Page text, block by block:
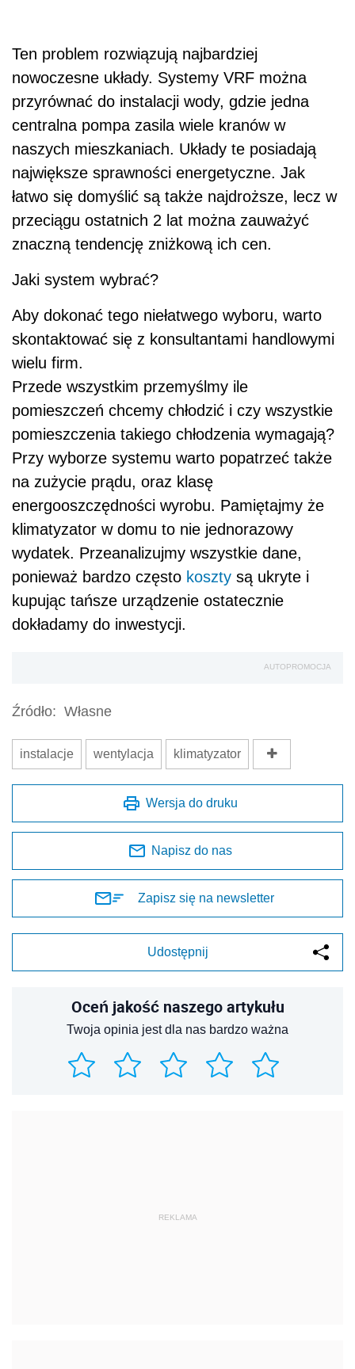
Ten problem rozwiązują najbardziej
nowoczesne układy. Systemy VRF można
przyrównać do instalacji wody, gdzie jedna
centralna pompa zasila wiele kranów w
naszych mieszkaniach. Układy te posiadają
największe sprawności energetyczne. Jak
łatwo się domyślić są także najdroższe, lecz w
przeciągu ostatnich 2 lat można zauważyć
znaczną tendencję zniżkową ich cen.
Jaki system wybrać?
Aby dokonać tego niełatwego wyboru, warto
skontaktować się z konsultantami handlowymi
wielu firm.
Przede wszystkim przemyślmy ile
pomieszczeń chcemy chłodzić i czy wszystkie
pomieszczenia takiego chłodzenia wymagają?
Przy wyborze systemu warto popatrzeć także
na zużycie prądu, oraz klasę
energooszczędności wyrobu. Pamiętajmy że
klimatyzator w domu to nie jednorazowy
wydatek. Przeanalizujmy wszystkie dane,
ponieważ bardzo często koszty są ukryte i
kupując tańsze urządzenie ostatecznie
dokładamy do inwestycji.
AUTOPROMOCJA
Źródło: Własne
instalacje wentylacja klimatyzator
Wersja do druku
Napisz do nas
Zapisz się na newsletter
Udostępnij
Oceń jakość naszego artykułu
Twoja opinia jest dla nas bardzo ważna
REKLAMA